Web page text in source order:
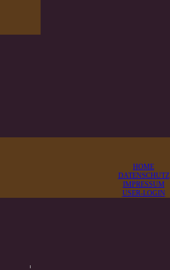
HOME
DATENSCHUTZ
IMPRESSUM
USER-LOGIN